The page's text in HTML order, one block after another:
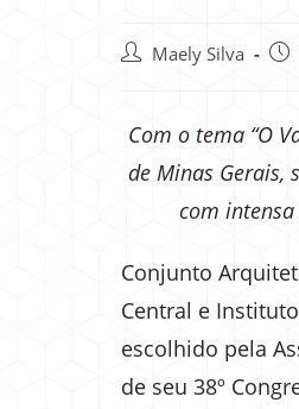
Maely Silva
Com o tema “O
de Minas Gerais,
com
Conjunto
Central e
escolhido pela
de seu 38º